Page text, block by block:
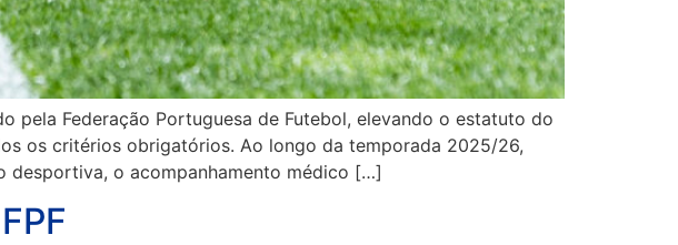
pela Federação Portuguesa de Futebol, elevando o estatuto do
os critérios obrigatórios. Ao longo da temporada 2025/26,
desportiva, o acompanhamento médico […]